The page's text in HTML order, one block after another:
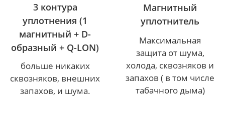
3 контура
уплотнения (1
магнитный + D-
образный + Q-LON)
больше никаких
сквозняков, внешних
запахов, и шума.
Магнитный
уплотнитель
Максимальная
защита от шума,
холода, сквозняков и
запахов ( в том числе
табачного дыма)